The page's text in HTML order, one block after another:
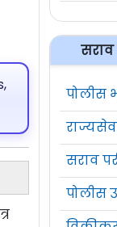
सराव
पोलीस
सराव
पोलीस